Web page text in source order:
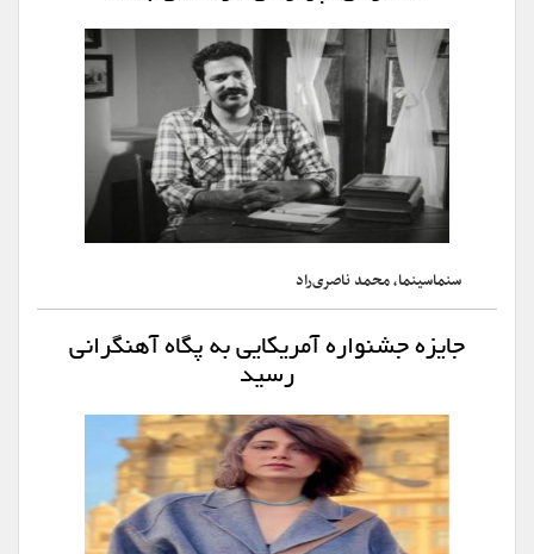
سنماسینما، محمد ناصری‌راد
جایزه جشنواره آمریکایی به پگاه آهنگرانی
رسید